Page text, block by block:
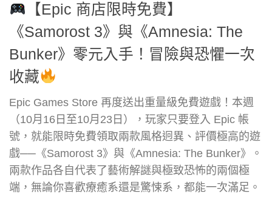
【Epic 商店限時免費】
《Samorost 3》與《Amnesia: The
Bunker》零元入手！冒險與恐懼一次
收藏
Epic Games Store 再度送出重量級免費遊戲！本週
（10月16日至10月23日），玩家只要登入 Epic 帳
號，就能限時免費領取兩款風格迥異、評價極高的遊
戲──《Samorost 3》與《Amnesia: The Bunker》。
兩款作品各自代表了藝術解謎與極致恐怖的兩個極
端，無論你喜歡療癒系還是驚悚系，都能一次滿足。